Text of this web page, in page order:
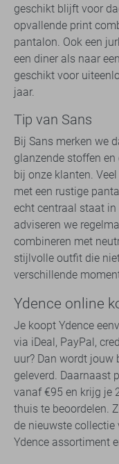
geschikt blijft voor
opvallende print
pantalon. Ook een
een diner als naar
geschikt voor
jaar.
Tip van Sans
Bij Sans merken we
glanzende stoffen
bij onze klanten.
met een rustige
echt centraal staat
adviseren we
combineren met
stijlvolle outfit die
verschillende
Ydence online
Je koopt Ydence
via iDeal, PayPal,
uur? Dan wordt jouw
geleverd. Daarnaast
vanaf €95 en krijg je
thuis te beoordelen.
de nieuwste collectie
Ydence assortiment